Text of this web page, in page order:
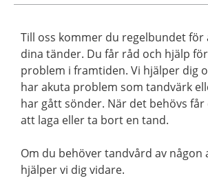
Till oss kommer du regelbundet för
dina tänder. Du får råd och hjälp
problem i framtiden. Vi hjälper dig
har akuta problem som tandvärk
har gått sönder. När det behövs
att laga eller ta bort en tand.
Om du behöver tandvård av någon
hjälper vi dig vidare.